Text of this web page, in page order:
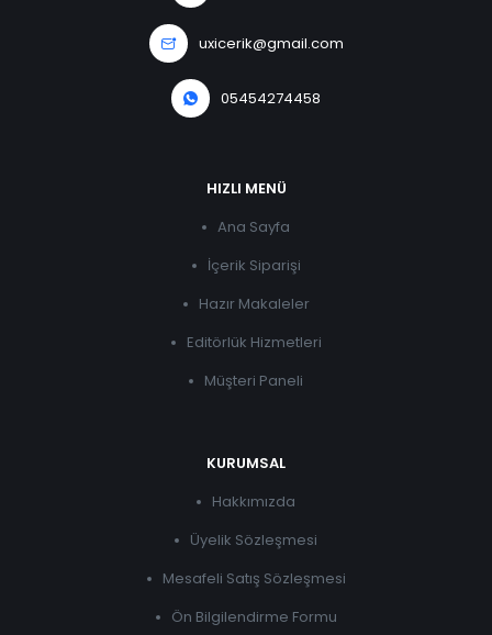
uxicerik@gmail.com
05454274458
HIZLI MENÜ
Ana Sayfa
İçerik Siparişi
Hazır Makaleler
Editörlük Hizmetleri
Müşteri Paneli
KURUMSAL
Hakkımızda
Üyelik Sözleşmesi
Mesafeli Satış Sözleşmesi
Ön Bilgilendirme Formu